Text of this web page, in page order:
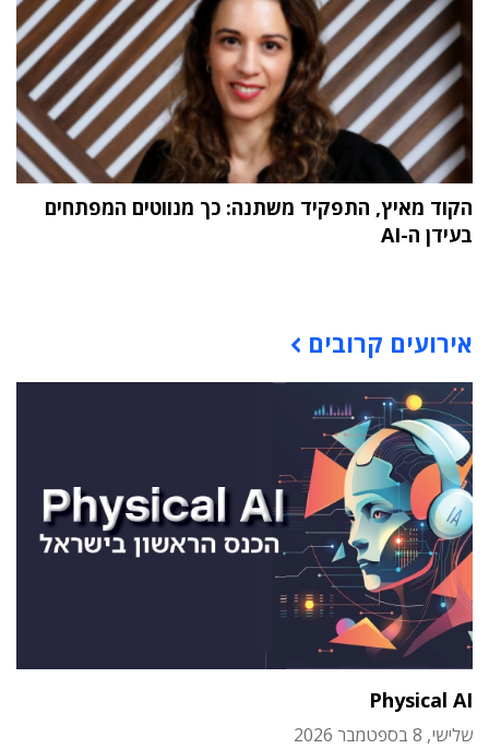
הקוד מאיץ, התפקיד משתנה: כך מנווטים המפתחים
בעידן ה-AI
אירועים קרובים
Physical AI
שלישי, 8 בספטמבר 2026